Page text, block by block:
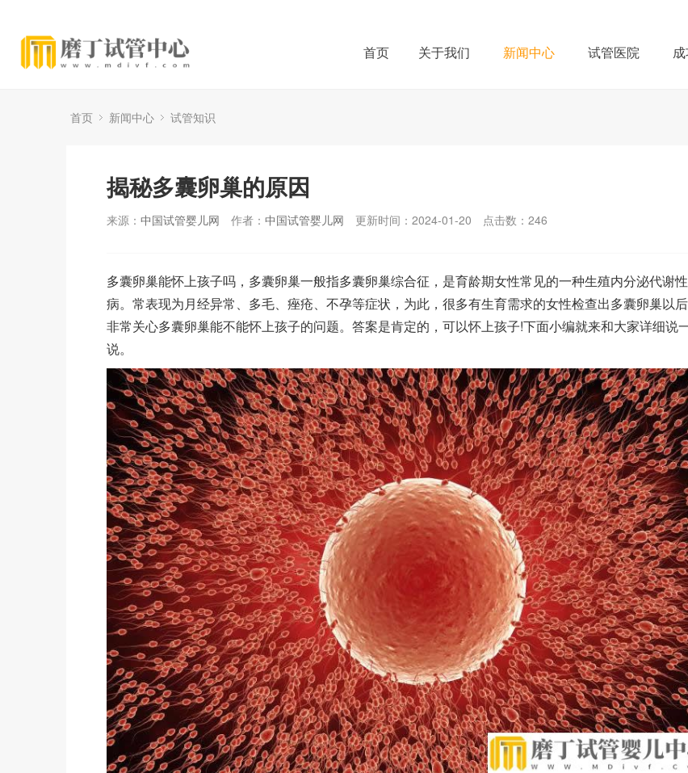
首页 关于我们 新闻中心 试管医院
首页 新闻中心 试管知识
揭秘多囊卵巢的原因
来源： 中国试管婴儿网 作者： 中国试管婴儿网 更新时间：2024-01-20 点击数： 246
多囊卵巢能怀上孩子吗，多囊卵巢一般指多囊卵巢综合征，是育龄期女性常见的一种生殖内分泌代谢
病。常表现为月经异常、多毛、痤疮、不孕等症状，为此，很多有生育需求的女性检查出多囊卵巢以
非常关心多囊卵巢能不能怀上孩子的问题。答案是肯定的，可以怀上孩子!下面小编就来和大家详细说
说。